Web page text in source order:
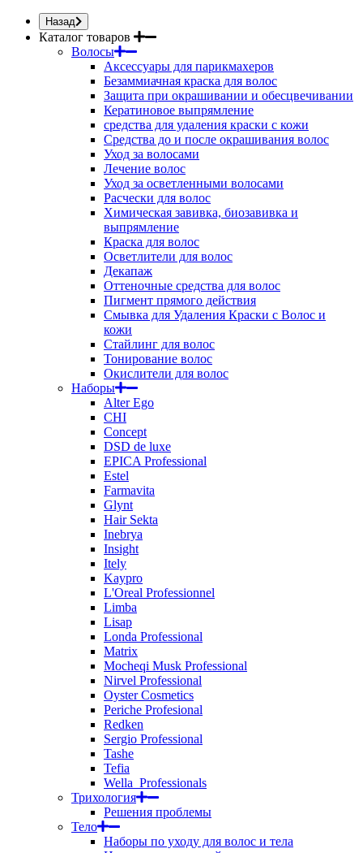
Назад
Каталог товаров
Волосы
Аксессуары для парикмахеров
Безаммиачная краска для волос
Защита при окрашивании и обесцвечивании
Кератиновое выпрямление
средства для удаления краски с кожи
Средства до и после окрашивания волос
Уход за волосами
Лечение волос
Уход за осветленными волосами
Расчески для волос
Химическая завивка, биозавивка и
выпрямление
Краска для волос
Осветлители для волос
Декапаж
Оттеночные средства для волос
Пигмент прямого действия
Смывка для Удаления Краски с Волос и
кожи
Стайлинг для волос
Тонирование волос
Окислители для волос
Наборы
Alter Ego
CHI
Concept
DSD de luxe
EPICA Professional
Estel
Farmavita
Glynt
Hair Sekta
Inebrya
Insight
Itely
Kaypro
L'Oreal Professionnel
Limba
Lisap
Londa Professional
Matrix
Mocheqi Musk Professional
Nirvel Professional
Oyster Cosmetics
Periche Profesional
Redken
Sergio Professional
Tashe
Tefia
Wella_Professionals
Трихология
Решения проблемы
Тело
Наборы по уходу для волос и тела